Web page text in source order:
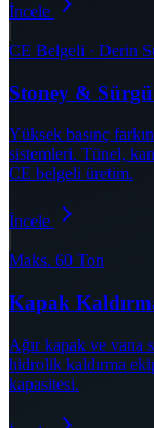
İncele
CE Belgeli · Derin
Stoney &
Yüksek basınç
sistemleri. Tünel,
CE belgeli üretim.
İncele
Maks. 60 Ton
Kapak
Ağır kapak ve vana
hidrolik kaldırma
kapasitesi.